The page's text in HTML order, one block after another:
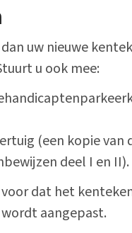
uw nieuwe
u ook mee:
(een kopie
deel I en II).
dat het
aangepast.